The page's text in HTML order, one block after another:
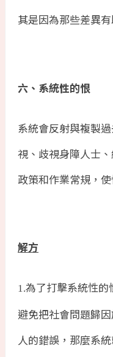
其是因為那些差異
六、系統性的恨
系統會反射與複製
視、歧視身障人士
政策和作業常規，使
解方
1.為了打擊系統性的
避免把社會問題歸
人的錯誤，那麼系